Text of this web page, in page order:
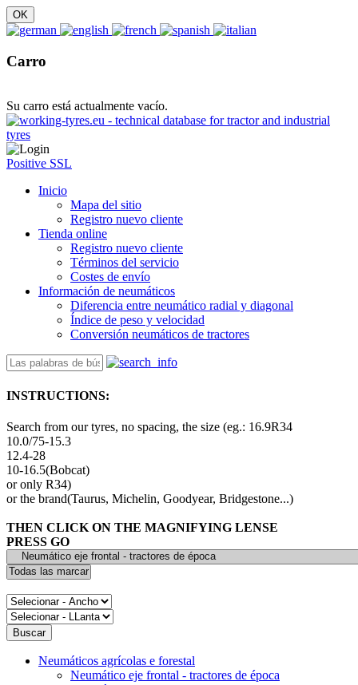
Carro
Su carro está actualmente vacío.
Positive SSL
Inicio
Mapa del sitio
Registro nuevo cliente
Tienda online
Registro nuevo cliente
Términos del servicio
Costes de envío
Información de neumáticos
Diferencia entre neumático radial y diagonal
Índice de peso y velocidad
Conversión neumáticos de tractores
INSTRUCTIONS:
Search from our tyres, no spacing, the size (eg.: 16.9R34
10.0/75-15.3
12.4-28
10-16.5(Bobcat)
or only R34)
or the brand(Taurus, Michelin, Goodyear, Bridgestone...)
THEN CLICK ON THE MAGNIFYING LENSE
PRESS GO
Neumáticos agrícolas e forestal
Neumático eje frontal - tractores de época